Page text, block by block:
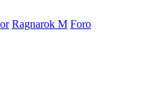
Ragnarok M Foro